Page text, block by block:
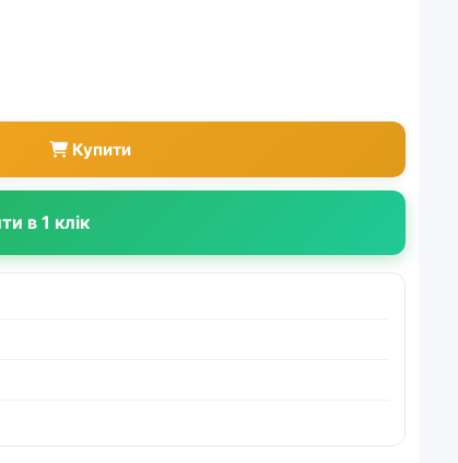
Купити
в 1 клік